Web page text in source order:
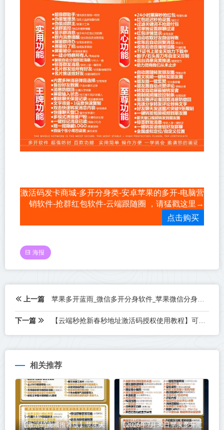
激活码发卡商城-多开分身类-安卓苹果的多开-电脑营
销软件-抢群红包软件-云端跟随圈 ，请猛戳这里→
点击购买
海报
上一篇 苹果多开蓝雨_微信多开分身软件_苹果微信分身蓝雨官网
下一篇 【云端秒抢新春秒地址激活码授权使用教程】可设置指定群不抢-过滤关键词
相关推荐
【激活码商城推荐版】苹果天
【2026年7月30日苹果多开汇